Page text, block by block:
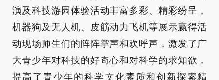
演及科技游园体验活动丰富多彩、精彩纷呈，
机器狗及无人机、皮筋动力飞机等展示赢得活
动现场师生们的阵阵掌声和欢呼声，激发了广
大青少年对科技的好奇心和对科学的求知欲，
提高了青少年的科学文化素质和创新探索精